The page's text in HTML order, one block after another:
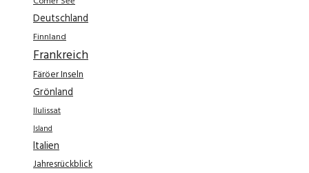
Deutschland
Finnland
Frankreich
Färöer Inseln
Grönland
Ilulissat
Island
Italien
Jahresrückblick